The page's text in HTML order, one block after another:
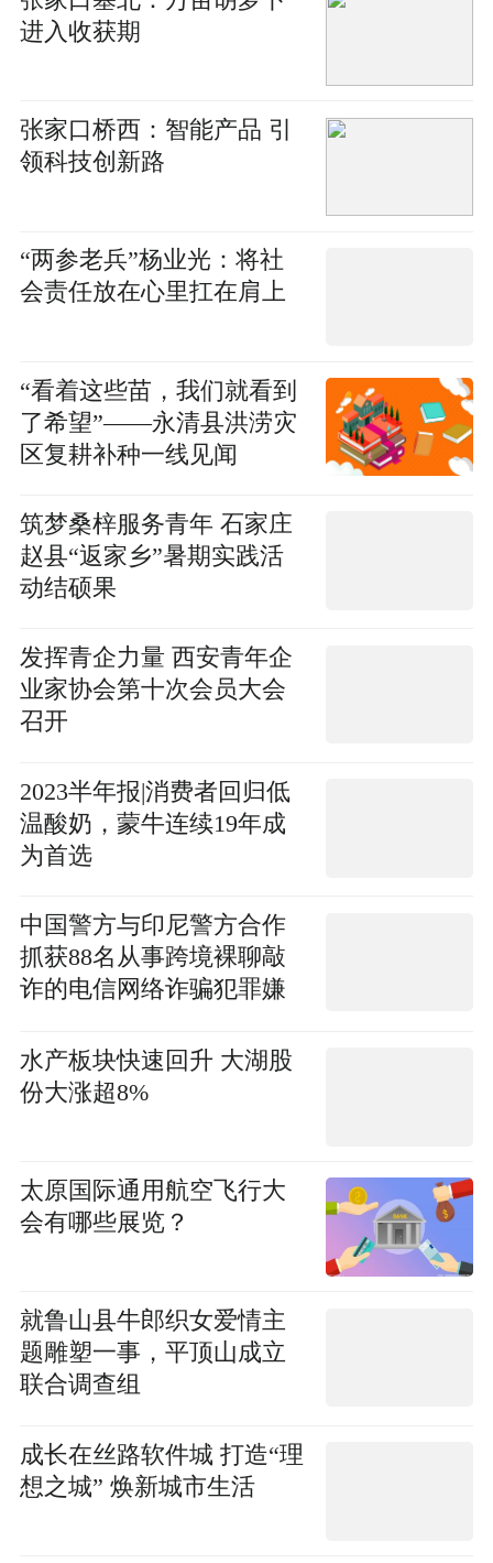
进入收获期
张家口桥西：智能产品 引
领科技创新路
“两参老兵”杨业光：将社
会责任放在心里扛在肩上
“看着这些苗，我们就看到
了希望”——永清县洪涝灾
区复耕补种一线见闻
筑梦桑梓服务青年 石家庄
赵县“返家乡”暑期实践活
动结硕果
发挥青企力量 西安青年企
业家协会第十次会员大会
召开
2023半年报|消费者回归低
温酸奶，蒙牛连续19年成
为首选
中国警方与印尼警方合作
抓获88名从事跨境裸聊敲
诈的电信网络诈骗犯罪嫌
水产板块快速回升 大湖股
份大涨超8%
太原国际通用航空飞行大
会有哪些展览？
就鲁山县牛郎织女爱情主
题雕塑一事，平顶山成立
联合调查组
成长在丝路软件城 打造“理
想之城” 焕新城市生活